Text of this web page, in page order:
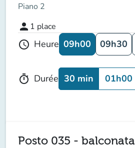
Piano 2
person 1 place
schedule Heure 09h00 09h30
timer Durée 30 min 01h00
Posto 035 - balconata